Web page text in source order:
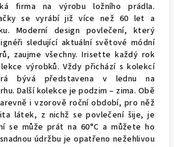
firma na výrobu ložního prádla.
se vyrábí již více než 60 let a
Moderní design povlečení, který
sledující aktuální světové módní
zaujme všechny. Irisette každý rok
výrobků. Vždy přichází s kolekcí
bývá představena v lednu na
Další kolekce je podzim – zima. Obě
i vzorově roční období, pro něž
látek, z nichž se povlečení šije, je
se může prát na 60°C a můžete ho
údržbu je opatřeno nežehlivou